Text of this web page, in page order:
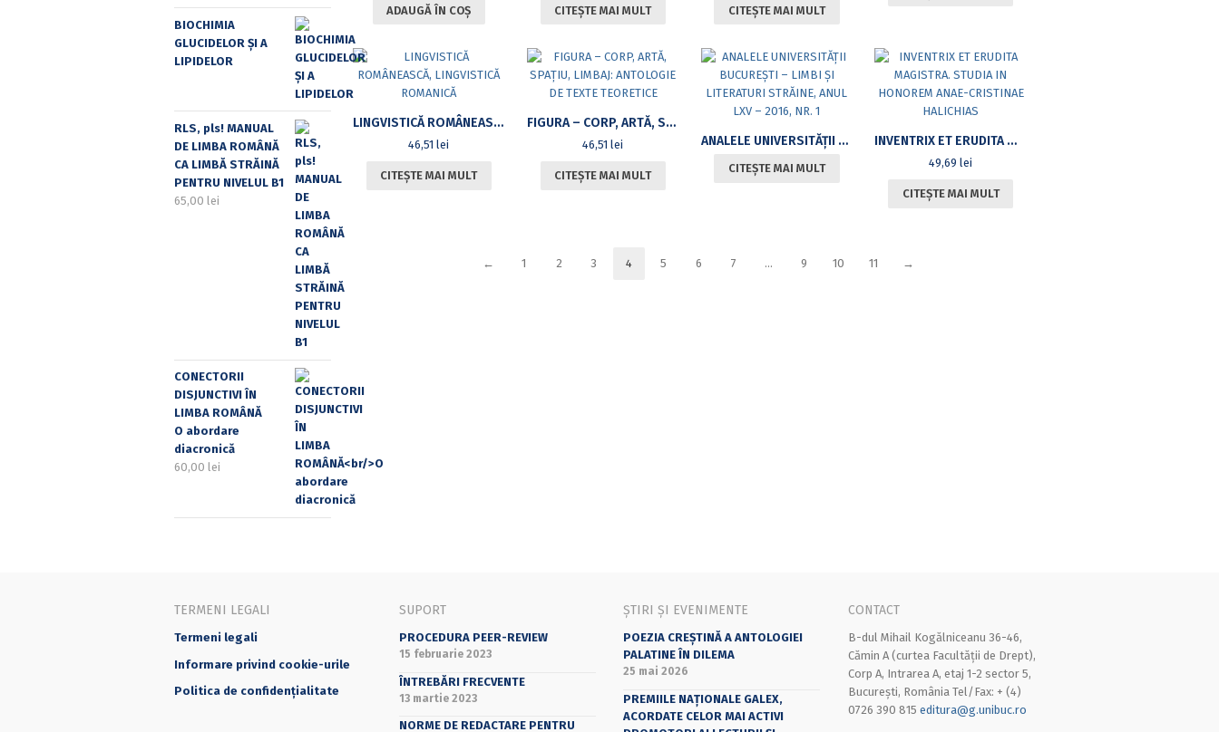
ADAUGĂ ÎN COȘ CITEȘTE MAI MULT CITEȘTE MAI MULT
LINGVISTICĂ ROMÂNEASCĂ, LINGVISTICĂ ROMANICĂ
46,51lei
CITEȘTE MAI MULT
FIGURA – CORP, ARTĂ, SPAŢIU, LIMBAJ: ANTOLOGIE DE TEXTE TEORETICE
46,51lei
CITEȘTE MAI MULT
ANALELE UNIVERSITĂŢII BUCUREŞTI – LIMBI ŞI LITERATURI STRĂINE, ANUL LXV – 2016, NR. 1
CITEȘTE MAI MULT
INVENTRIX ET ERUDITA MAGISTRA. STUDIA IN HONOREM ANAE-CRISTINAE HALICHIAS
49,69lei
CITEȘTE MAI MULT
← 1 2 3 4 5 6 7 … 9 10 11 →
BIOCHIMIA
GLUCIDELOR ȘI A
LIPIDELOR
RLS, pls! MANUAL
DE LIMBA ROMÂNĂ
CA LIMBĂ STRĂINĂ
PENTRU NIVELUL B1
65,00 lei
CONECTORII
DISJUNCTIVI ÎN
LIMBA ROMÂNĂ
O abordare
diacronică
60,00 lei
TERMENI LEGALI
Termeni legali
Informare privind cookie-urile
Politica de confidențialitate
SUPORT
PROCEDURA PEER-REVIEW
15 februarie 2023
ÎNTREBĂRI FRECVENTE
13 martie 2023
NORME DE REDACTARE PENTRU
ȘTIRI ȘI EVENIMENTE
POEZIA CREȘTINĂ A ANTOLOGIEI
PALATINE ÎN DILEMA
25 mai 2026
PREMIILE NAȚIONALE GALEX,
ACORDATE CELOR MAI ACTIVI
CONTACT
B-dul Mihail Kogălniceanu 36-46,
Cămin A (curtea Facultății de Drept),
Corp A, Intrarea A, etaj 1-2 sector 5,
București, România Tel/Fax: + (4)
0726 390 815 editura@g.unibuc.ro